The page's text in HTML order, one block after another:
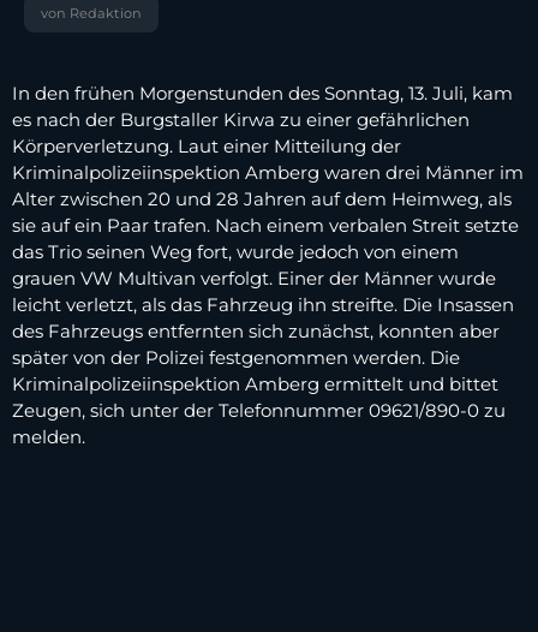
von Redaktion
In den frühen Morgenstunden des Sonntag, 13. Juli, kam
es nach der Burgstaller Kirwa zu einer gefährlichen
Körperverletzung. Laut einer Mitteilung der
Kriminalpolizeiinspektion Amberg waren drei Männer im
Alter zwischen 20 und 28 Jahren auf dem Heimweg, als
sie auf ein Paar trafen. Nach einem verbalen Streit setzte
das Trio seinen Weg fort, wurde jedoch von einem
grauen VW Multivan verfolgt. Einer der Männer wurde
leicht verletzt, als das Fahrzeug ihn streifte. Die Insassen
des Fahrzeugs entfernten sich zunächst, konnten aber
später von der Polizei festgenommen werden. Die
Kriminalpolizeiinspektion Amberg ermittelt und bittet
Zeugen, sich unter der Telefonnummer 09621/890-0 zu
melden.